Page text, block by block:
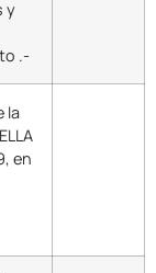
y
.-
la
en